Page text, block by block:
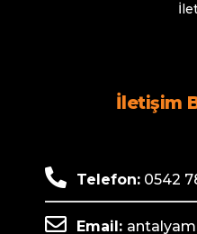
İletişim
Telefon: 0542
Email: